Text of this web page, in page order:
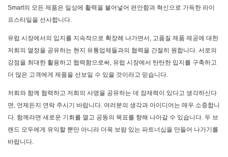
Smart의 모든 제품은 일상에 활력을 불어넣어 편안함과 혁신으로 가득한 라이
프스타일을 선사합니다.
유럽 ​​시장에서의 입지를 지속적으로 확장해 나가면서, 고품질 제품 제공에 대한
저희의 열정을 공유하는 현지 유통업체들과의 협력을 간절히 원합니다. 서로의
강점을 최대한 활용하고 협력함으로써, 유럽 시장에서 탄탄한 입지를 구축하고
더 많은 고객에게 제품을 선보일 수 있을 것이라고 믿습니다.
저희와 함께 협력하고 저희의 사명을 공유하는 데 잠재력이 있다고 생각하신다
면, 언제든지 연락 주시기 바랍니다. 여러분의 생각과 아이디어는 매우 소중합니
다. 함께라면 새로운 기회를 열고 공동의 목표를 향해 나아갈 수 있습니다. 두 브
랜드 모두에게 유익할 뿐만 아니라 더욱 보람 있는 파트너십을 만들어 나가기를
바랍니다.